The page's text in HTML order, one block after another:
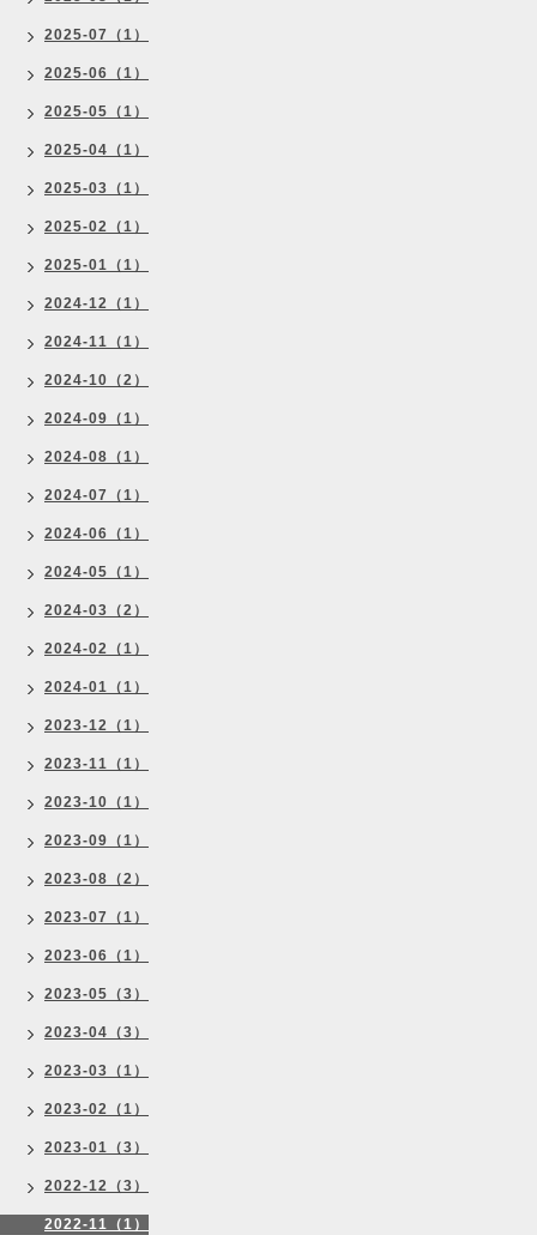
2025-07（1）
2025-06（1）
2025-05（1）
2025-04（1）
2025-03（1）
2025-02（1）
2025-01（1）
2024-12（1）
2024-11（1）
2024-10（2）
2024-09（1）
2024-08（1）
2024-07（1）
2024-06（1）
2024-05（1）
2024-03（2）
2024-02（1）
2024-01（1）
2023-12（1）
2023-11（1）
2023-10（1）
2023-09（1）
2023-08（2）
2023-07（1）
2023-06（1）
2023-05（3）
2023-04（3）
2023-03（1）
2023-02（1）
2023-01（3）
2022-12（3）
2022-11（1）